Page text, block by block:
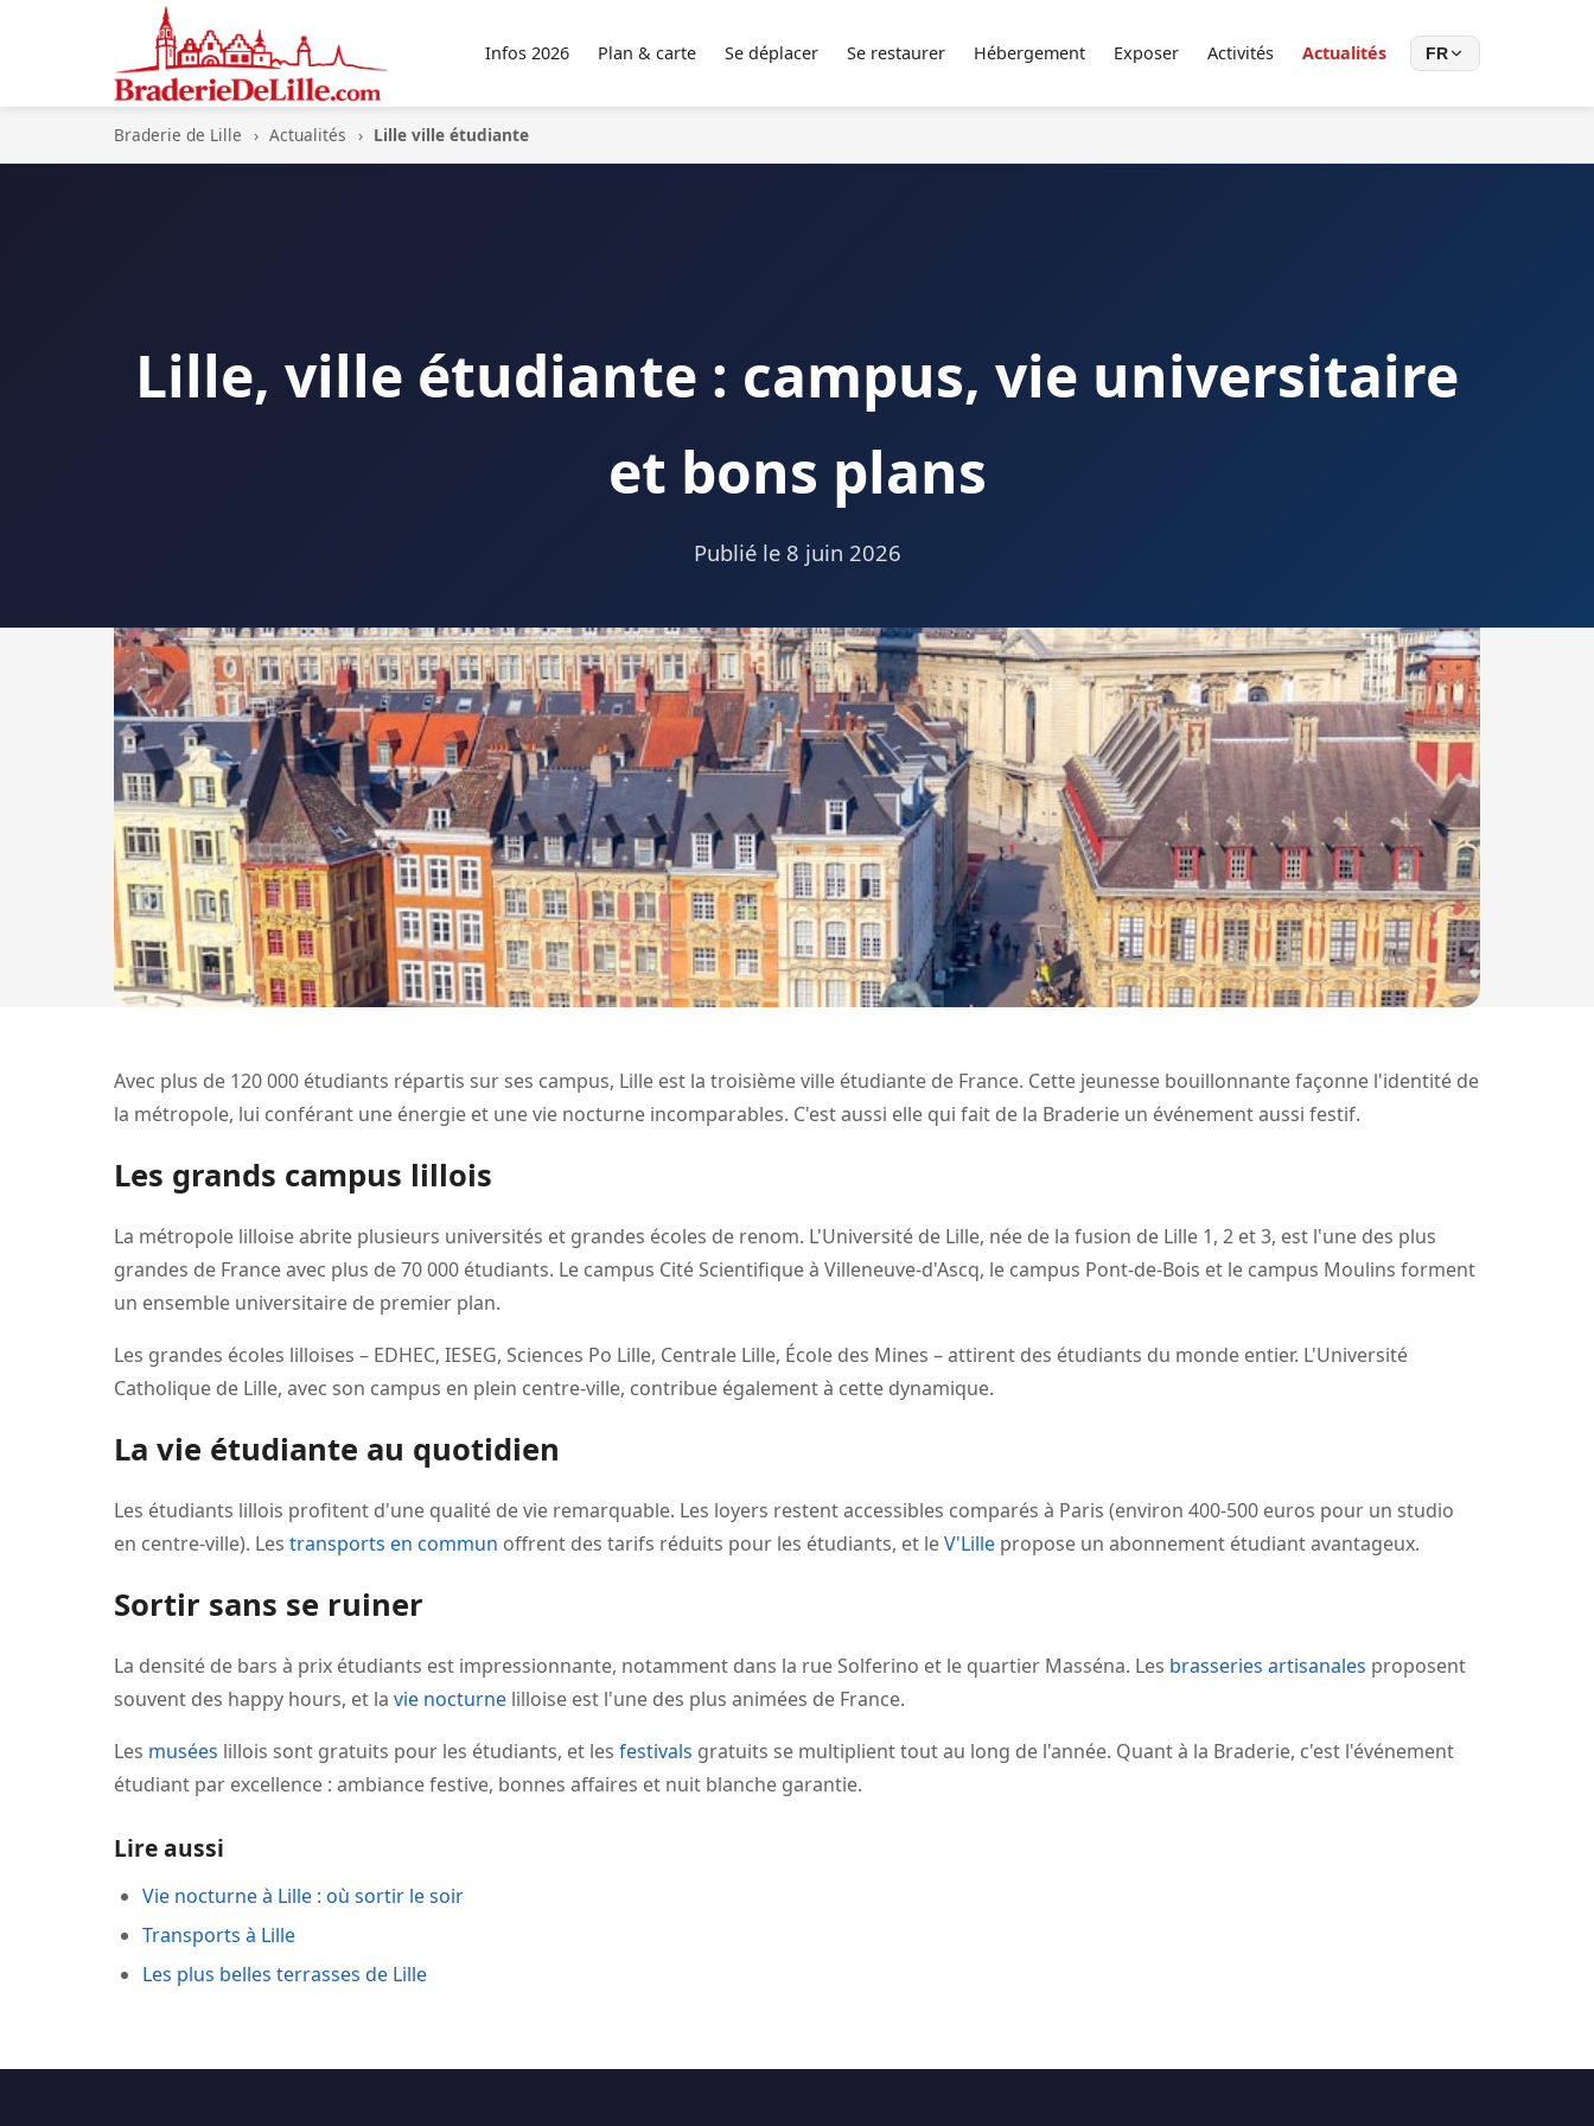
Infos 2026 Plan & carte Se déplacer Se restaurer Hébergement Exposer Activités Actualités FR
Braderie de Lille › Actualités › Lille ville étudiante
Lille, ville étudiante : campus, vie universitaire
et bons plans
Publié le 8 juin 2026
Avec plus de 120 000 étudiants répartis sur ses campus, Lille est la troisième ville étudiante de France. Cette jeunesse bouillonnante façonne l'identité de
la métropole, lui conférant une énergie et une vie nocturne incomparables. C'est aussi elle qui fait de la Braderie un événement aussi festif.
Les grands campus lillois
La métropole lilloise abrite plusieurs universités et grandes écoles de renom. L'Université de Lille, née de la fusion de Lille 1, 2 et 3, est l'une des plus
grandes de France avec plus de 70 000 étudiants. Le campus Cité Scientifique à Villeneuve-d'Ascq, le campus Pont-de-Bois et le campus Moulins forment
un ensemble universitaire de premier plan.
Les grandes écoles lilloises – EDHEC, IESEG, Sciences Po Lille, Centrale Lille, École des Mines – attirent des étudiants du monde entier. L'Université
Catholique de Lille, avec son campus en plein centre-ville, contribue également à cette dynamique.
La vie étudiante au quotidien
Les étudiants lillois profitent d'une qualité de vie remarquable. Les loyers restent accessibles comparés à Paris (environ 400-500 euros pour un studio
en centre-ville). Les transports en commun offrent des tarifs réduits pour les étudiants, et leV'Lille propose un abonnement étudiant avantageux.
Sortir sans se ruiner
La densité de bars à prix étudiants est impressionnante, notamment dans la rue Solferino et le quartier Masséna. Les brasseries artisanales proposent
souvent des happy hours, et la vie nocturne lilloise est l'une des plus animées de France.
Les musées lillois sont gratuits pour les étudiants, et les festivals gratuits se multiplient tout au long de l'année. Quant à la Braderie, c'est l'événement
étudiant par excellence : ambiance festive, bonnes affaires et nuit blanche garantie.
Lire aussi
Vie nocturne à Lille : où sortir le soir
Transports à Lille
Les plus belles terrasses de Lille